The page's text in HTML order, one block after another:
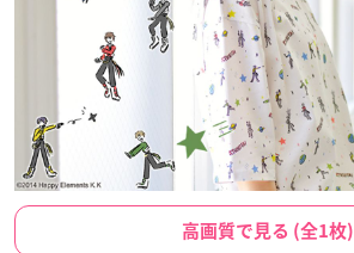
高画質で見る (全1枚)